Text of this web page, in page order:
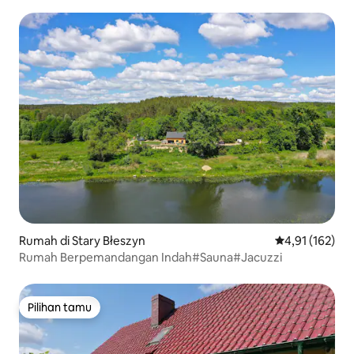
Rumah di Stary Błeszyn Nilai rata-rata
4,91 (162)
Rumah Berpemandangan Indah#Sauna#Jacuzzi
Pilihan tamu
Pilihan tamu